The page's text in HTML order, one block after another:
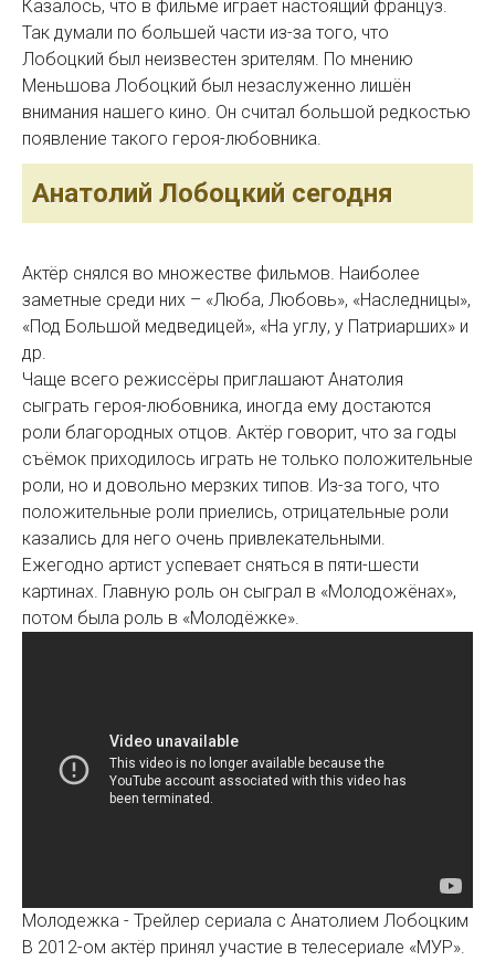
Казалось, что в фильме играет настоящий француз.
Так думали по большей части из-за того, что
Лобоцкий был неизвестен зрителям. По мнению
Меньшова Лобоцкий был незаслуженно лишён
внимания нашего кино. Он считал большой редкостью
появление такого героя-любовника.
Анатолий Лобоцкий сегодня
Актёр снялся во множестве фильмов. Наиболее
заметные среди них – «Люба, Любовь», «Наследницы»,
«Под Большой медведицей», «На углу, у Патриарших» и
др.
Чаще всего режиссёры приглашают Анатолия
сыграть героя-любовника, иногда ему достаются
роли благородных отцов. Актёр говорит, что за годы
съёмок приходилось играть не только положительные
роли, но и довольно мерзких типов. Из-за того, что
положительные роли приелись, отрицательные роли
казались для него очень привлекательными.
Ежегодно артист успевает сняться в пяти-шести
картинах. Главную роль он сыграл в «Молодожёнах»,
потом была роль в «Молодёжке».
Молодежка - Трейлер сериала с Анатолием Лобоцким
В 2012-ом актёр принял участие в телесериале «МУР».